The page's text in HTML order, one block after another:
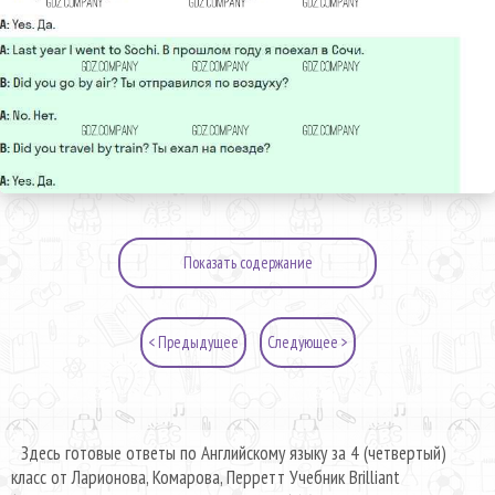
Показать содержание
< Предыдущее Следующее >
Здесь готовые ответы по Английскому языку за 4 (четвертый)
класс от Ларионова, Комарова, Перретт Учебник Brilliant